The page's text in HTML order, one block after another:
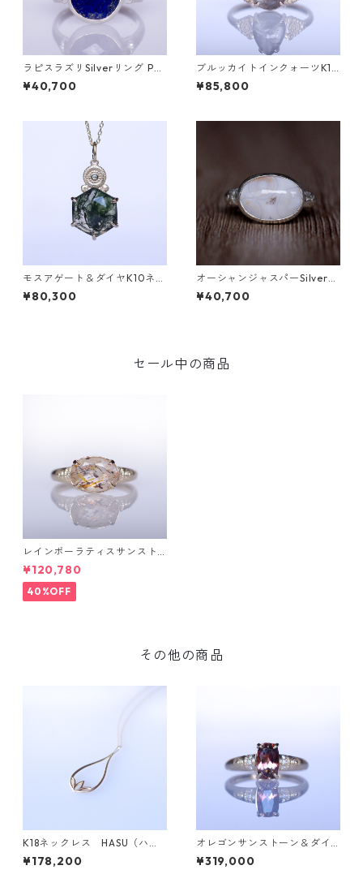
ラピスラズリSilverリング PA
O(パオ）[P002]
¥40,700
ブルッカイトインクォーツK10
リング MALWA (マルワ)[M24
4]
¥85,800
モスアゲート＆ダイヤK10ネッ
クレス DAHMA(ダーマ) [D01
7]
¥80,300
オーシャンジャスパーSilverリ
ング EPA(エパ）[E001]
¥40,700
セール中の商品
レインボーラティスサンスト
ーン＆ダイヤK10リング FATA
(ファタ）[F019]
¥120,780
40%OFF
その他の商品
K18ネックレス HASU（ハ
ス）
¥178,200
オレゴンサンストーン＆ダイ
ヤK18リング FATA(ファタ）[F
023]
¥319,000